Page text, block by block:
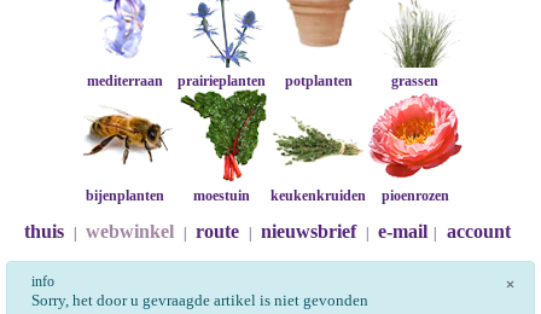
mediterraan prairieplanten potplanten grassen
bijenplanten moestuin keukenkruiden pioenrozen
thuis webwinkel route nieuwsbrief e-mail account
×
info
Sorry, het door u gevraagde artikel is niet gevonden